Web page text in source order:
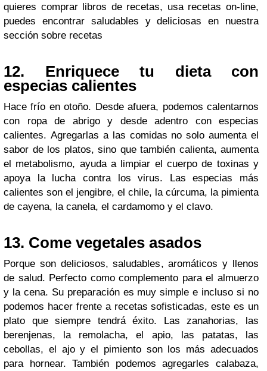
quieres comprar libros de recetas, usa recetas on-line,
puedes encontrar saludables y deliciosas en nuestra
sección sobre recetas
12. Enriquece tu dieta con
especias calientes
Hace frío en otoño. Desde afuera, podemos calentarnos
con ropa de abrigo y desde adentro con especias
calientes. Agregarlas a las comidas no solo aumenta el
sabor de los platos, sino que también calienta, aumenta
el metabolismo, ayuda a limpiar el cuerpo de toxinas y
apoya la lucha contra los virus. Las especias más
calientes son el jengibre, el chile, la cúrcuma, la pimienta
de cayena, la canela, el cardamomo y el clavo.
13. Come vegetales asados
Porque son deliciosos, saludables, aromáticos y llenos
de salud. Perfecto como complemento para el almuerzo
y la cena. Su preparación es muy simple e incluso si no
podemos hacer frente a recetas sofisticadas, este es un
plato que siempre tendrá éxito. Las zanahorias, las
berenjenas, la remolacha, el apio, las patatas, las
cebollas, el ajo y el pimiento son los más adecuados
para hornear. También podemos agregarles calabaza,